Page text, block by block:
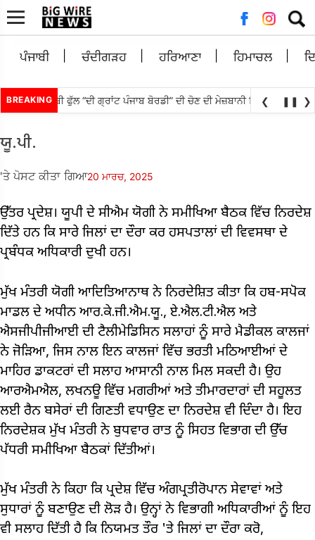
ਲਈ
ਖੋਜ:
ਪੰਜਾਬੀ ਚੰਦੀਗੜਹ ਹਰਿਆਣਾ ਹਿਮਾਚਲ
BREAKING
ਪੰਜਾਬੀ ਫੁੱਲ “ਦੀ ਗ੍ਰਾਂਟ ਪੰਜਾਬ ਬੋਰਡੀ” ਦੀ ਚੋਣ ਦੀ ਮੇਜ਼ਬਾਨੀ ਸਿਨੇਮਾ ਅਤੇ ਸੈਰ-
❮ ❚❚ ❯
ਯੂ.ਪੀ.
'ਤੇ ਪੋਸਟ ਕੀਤਾ ਗਿਆ20 ਮਾਰਚ, 2025
ਉੱਤਰ ਪ੍ਰਦੇਸ਼। ਯੂਪੀ ਦੇ ਸੀਐਮ ਯੋਗੀ ਨੇ ਸਮੀਖਿਆ ਬੈਠਕ ਵਿੱਚ ਨਿਰਦੇਸ਼
ਦਿੱਤੇ ਹਨ ਕਿ ਸਾਰੇ ਜਿਲਾਂ ਦਾ ਦੌਰਾ ਕਰ ਹਸਪਤਾਲਾਂ ਦੀ ਵਿਵਸਥਾ ਦੇ
ਪ੍ਰਬੰਧਕ ਅਧਿਕਾਰੀ ਦੁਖੀ ਹਨ।
ਮੁੱਖ ਮੰਤਰੀ ਯੋਗੀ ਆਦਿਤਿਆਨਾਥ ਨੇ ਨਿਰਦੇਸ਼ਿਤ ਕੀਤਾ ਕਿ ਹਬ-ਸਪੋਕ
ਮਾਡਲ ਦੇ ਅਧੀਨ ਆਰ.ਕੇ.ਜੀ.ਐਮ.ਯੂ., ਏ.ਐਲ.ਟੀ.ਐਲ ਅਤੇ
ਐਸਜੀਪੀਜੀਆਈ ਦੀ ਟੈਲੀਮੇਡਿਸਿਨ ਸਲਾਹਾਂ ਨੂੰ ਸਾਰੇ ਮੈਡੀਕਲ ਕਾਲਜਾਂ
ਨੇ ਜੋੜਿਆ, ਜਿਸ ਨਾਲ ਇਨ ਕਾਲਜਾਂ ਵਿੱਚ ਭਰਤੀ ਮਠਿਆਈਆਂ ਦੇ
ਮਾਹਿਰ ਡਾਕਟਰਾਂ ਦੀ ਸਲਾਹ ਆਸਾਨੀ ਨਾਲ ਮਿਲ ਸਕਦੀ ਹੈ। ਉਹ
ਆਰਐਮਐਲ, ਲਖਨਊ ਵਿੱਚ ਮਗਰੀਆਂ ਅਤੇ ਤੀਮਾਰਦਾਰਾਂ ਦੀ ਸਹੂਲਤ
ਲਈ ਰੈਨ ਬਸੇਰਾਂ ਦੀ ਗਿਣਤੀ ਵਧਾਉਣ ਦਾ ਨਿਰਦੇਸ਼ ਵੀ ਦਿੰਦਾ ਹੈ। ਇਹ
ਨਿਰਦੇਸ਼ਕ ਮੁੱਖ ਮੰਤਰੀ ਨੇ ਬੁਧਵਾਰ ਰਾਤ ਨੂੰ ਸਿਹਤ ਵਿਭਾਗ ਦੀ ਉੱਚ
ਪੱਧਰੀ ਸਮੀਖਿਆ ਬੈਠਕਾਂ ਦਿੱਤੀਆਂ।
ਮੁੱਖ ਮੰਤਰੀ ਨੇ ਕਿਹਾ ਕਿ ਪ੍ਰਦੇਸ਼ ਵਿੱਚ ਅੰਗਪ੍ਰਤੀਰੋਪਾਨ ਸੇਵਾਵਾਂ ਅਤੇ
ਸੁਧਾਰਾਂ ਨੂੰ ਬਣਾਉਣ ਦੀ ਲੋੜ ਹੈ। ਉਨ੍ਹਾਂ ਨੇ ਵਿਭਾਗੀ ਅਧਿਕਾਰੀਆਂ ਨੂੰ ਇਹ
ਵੀ ਸਲਾਹ ਦਿੱਤੀ ਹੈ ਕਿ ਨਿਯਮਤ ਤੌਰ 'ਤੇ ਜਿਲਾਂ ਦਾ ਦੌਰਾ ਕਰੋ,